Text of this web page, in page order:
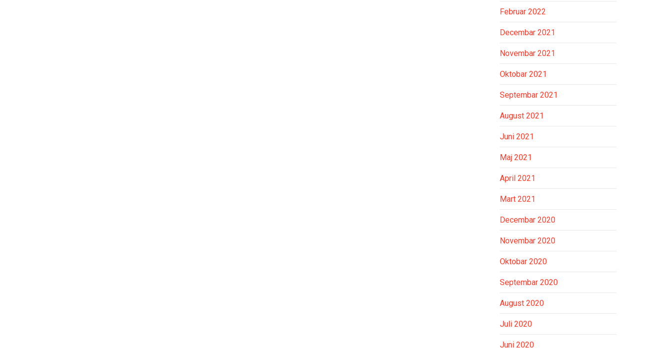
Februar 2022
Decembar 2021
Novembar 2021
Oktobar 2021
Septembar 2021
August 2021
Juni 2021
Maj 2021
April 2021
Mart 2021
Decembar 2020
Novembar 2020
Oktobar 2020
Septembar 2020
August 2020
Juli 2020
Juni 2020